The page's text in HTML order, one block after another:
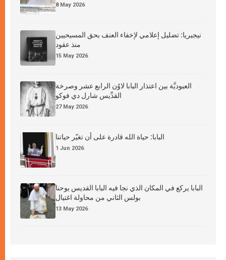
8 May 2026
نيجيريا: تضليل إعلامي لإخفاء العنف بحق المسيحيين
منذ عقود
15 May 2026
العبوديَّة بين اعتذار البابا لاوُن الرابع عشر وصرخة
القدِّيس شارل دي فوكو
27 May 2026
البابا: حياة الله قادرة على أن تغيّر حياتنا
1 Jun 2026
البابا يركع في المكان الذي نجا فيه البابا القديس يوحنا
بولس الثاني من محاولة اغتيال
13 May 2026